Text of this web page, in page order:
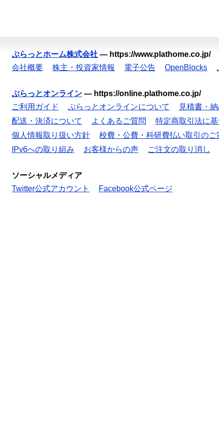
ぷらっとホーム株式会社 — https://www.plathome.co.jp/
会社概要
株主・投資家情報 電子公告 OpenBlocks
ぷらっとオンライン — https://online.plathome.co.jp/
ご利用ガイド
ぷらっとオンラインについて
見積書・
配送・決済について
よくあるご質問
特定商取引法に
個人情報取り扱い方針
校費・公費・科研費払い取引のご
IPv6への取り組み
お客様からの声 ご注文の取り消し
ソーシャルメディア
Twitter公式アカウント
Facebook公式ページ